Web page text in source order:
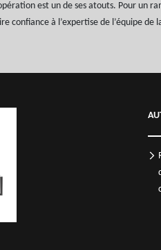
est un de ses atouts. Pour un
confiance à l’expertise de l’équipe de